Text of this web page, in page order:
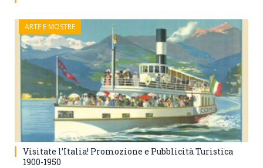
ARTE E MOSTRE
Visitate l’Italia! Promozione e Pubblicità Turistica
1900-1950